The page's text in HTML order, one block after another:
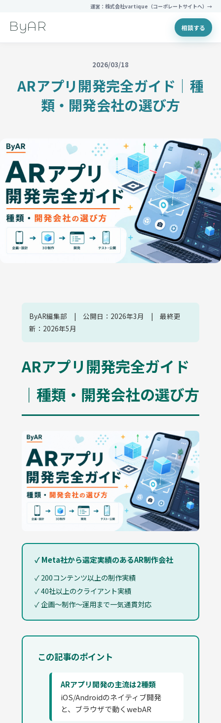
運営：株式会社vartique（コーポレートサイトへ）→
ByAR 相談する
2026/03/18
ARアプリ開発完全ガイド｜種
類・開発会社の選び方
ByAR編集部 | 公開日：2026年3月 | 最終更
新：2026年5月
ARアプリ開発完全ガイド
｜種類・開発会社の選び方
✓ Meta社から選定実績のあるAR制作会社
✓ 200コンテンツ以上の制作実績
✓ 40社以上のクライアント実績
✓ 企画〜制作〜運用まで一気通貫対応
この記事のポイント
ARアプリ開発の主流は2種類
iOS/Androidのネイティブ開発
と、ブラウザで動くwebAR